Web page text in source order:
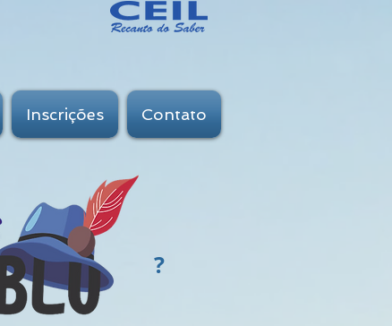
Inscrições Contato
um ?